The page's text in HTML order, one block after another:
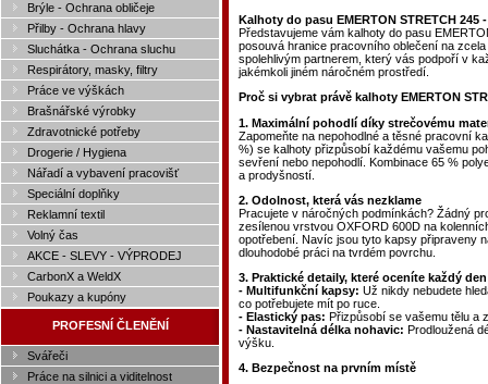
Brýle - Ochrana obličeje
Přilby - Ochrana hlavy
Sluchátka - Ochrana sluchu
Respirátory, masky, filtry
Práce ve výškách
Brašnářské výrobky
Zdravotnické potřeby
Drogerie / Hygiena
Nářadí a vybavení pracovišť
Speciální doplňky
Reklamní textil
Volný čas
AKCE - SLEVY - VÝPRODEJ
CarbonX a WeldX
Poukazy a kupóny
PROFESNÍ ČLENĚNÍ
Svářeči
Práce na silnici a viditelnost
Kalhoty do pasu EMERTON STRETCH 245
Představujeme vám kalhoty do pasu
posouvá hranice pracovního oblečení na
spolehlivým partnerem, který vás podpoří v
jakémkoli jiném náročném prostředí.
Proč si vybrat právě kalhoty EMERTON
1. Maximální pohodlí díky strečovému
Zapomeňte na nepohodlné a těsné pracovní
%) se kalhoty přizpůsobí každému vašemu
sevření nebo nepohodlí. Kombinace 65 %
a prodyšností.
2. Odolnost, která vás nezklame
Pracujete v náročných podmínkách? Žádný
zesílenou vrstvou OXFORD 600D na
opotřebení. Navíc jsou tyto kapsy připraveny
dlouhodobé práci na tvrdém povrchu.
3. Praktické detaily, které oceníte každý den
- Multifunkční kapsy: Už nikdy nebudete
co potřebujete mít po ruce.
- Elastický pas: Přizpůsobí se vašemu tělu a
- Nastavitelná délka nohavic: Prodloužená
výšku.
4. Bezpečnost na prvním místě